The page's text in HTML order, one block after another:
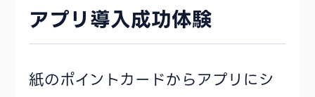
アプリ導入成功体験
紙のポイントカードからアプリにシ